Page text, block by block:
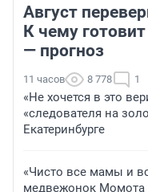
Август
К чему
— прогноз
11 часов 8 778 1
«Не хочется в это
«следователя на
Екатеринбурге
«Чисто все мамы и
медвежонок Момота